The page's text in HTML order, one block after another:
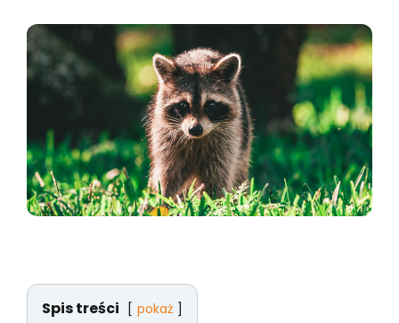
Spis treści pokaż